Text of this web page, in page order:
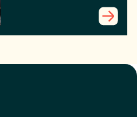
agrivoltaïques au
agriculteurs